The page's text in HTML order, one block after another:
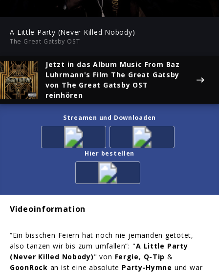
Play
-03:23
Mute
A Little Party (Never Killed Nobody)
The Great Gatsby OST
Jetzt in das Album Music From Baz
Luhrmann's Film The Great Gatsby
von The Great Gatsby OST
reinhören
Streamen und Downloaden
Hier bestellen
Videoinformation
“Ein bisschen Feiern hat noch nie jemanden getötet,
also tanzen wir bis zum umfallen”: "A Little Party
(Never Killed Nobody)" von Fergie, Q-Tip&
GoonRock an ist eine absolute Party-Hymne und war